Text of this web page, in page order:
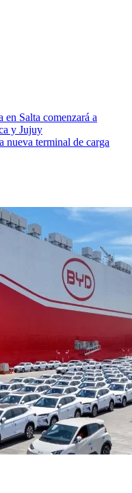
en Salta comenzará a
y Jujuy
nueva terminal de carga